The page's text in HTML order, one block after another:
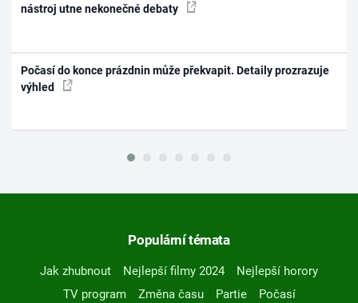
nástroj utne nekonečné debaty
Počasí do konce prázdnin může překvapit. Detaily prozrazuje
výhled
Populární témata
Jak zhubnout Nejlepší filmy 2024
Nejlepší horory
TV program
Změna času Partie
Počasí